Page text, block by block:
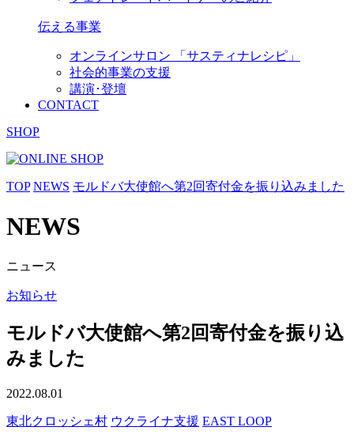
伝える事業
オンラインサロン 「サスティナレシピ」
社会的事業の支援
講演･登壇
CONTACT
SHOP
TOP NEWS モルドバ大使館へ第2回寄付金を振り込みました
NEWS
ニュース
お知らせ
モルドバ大使館へ第2回寄付金を振り込
みました
2022.08.01
東北クロッシェ村 ウクライナ支援 EAST LOOP